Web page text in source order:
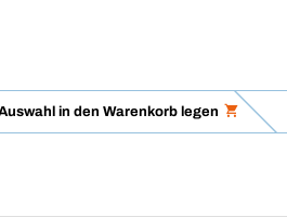
in den Warenkorb legen